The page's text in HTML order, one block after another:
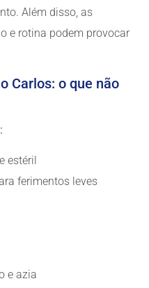
Além disso, as
e rotina podem provocar
Carlos: o que não
estéril
ferimentos leves
e azia